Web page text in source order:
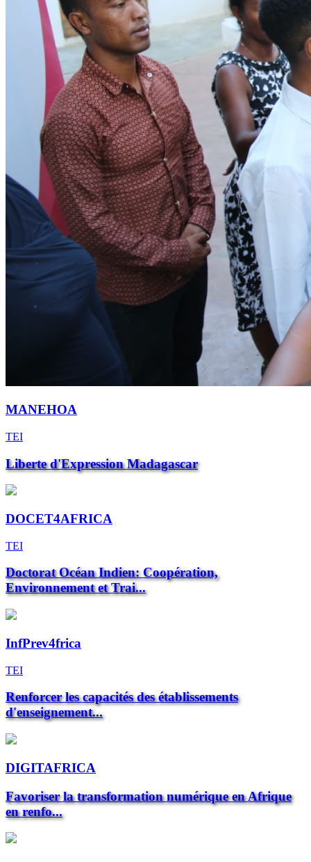
MANEHOA
TEI
Liberte d'Expression Madagascar
DOCET4AFRICA
TEI
Doctorat Océan Indien: Coopération,
Environnement et Trai...
InfPrev4frica
TEI
Renforcer les capacités des établissements
d'enseignement...
DIGITAFRICA
Favoriser la transformation numérique en Afrique
en renfo...